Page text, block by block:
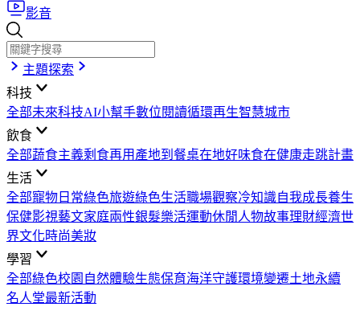
影音
主題探索
科技
全部未來科技AI小幫手數位閱讀循環再生智慧城市
飲食
全部蔬食主義剩食再用 產地到餐桌在地好味食在健康走跳計畫
生活
全部寵物日常綠色旅遊綠色生活職場觀察冷知識自我成長養生
保健影視藝文家庭兩性銀髮樂活運動休閒 人物故事理財經濟世
界文化時尚美妝
學習
全部綠色校園 自然體驗生態保育海洋守護環境變遷土地永續
名人堂最新活動